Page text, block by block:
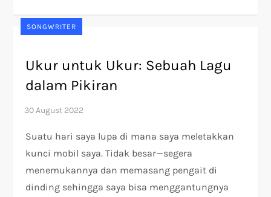
SONGWRITER
Ukur untuk Ukur: Sebuah Lagu
dalam Pikiran
Suatu hari saya lupa di mana saya meletakkan
kunci mobil saya. Tidak besar—segera
menemukannya dan memasang pengait di
dinding sehingga saya bisa menggantungnya